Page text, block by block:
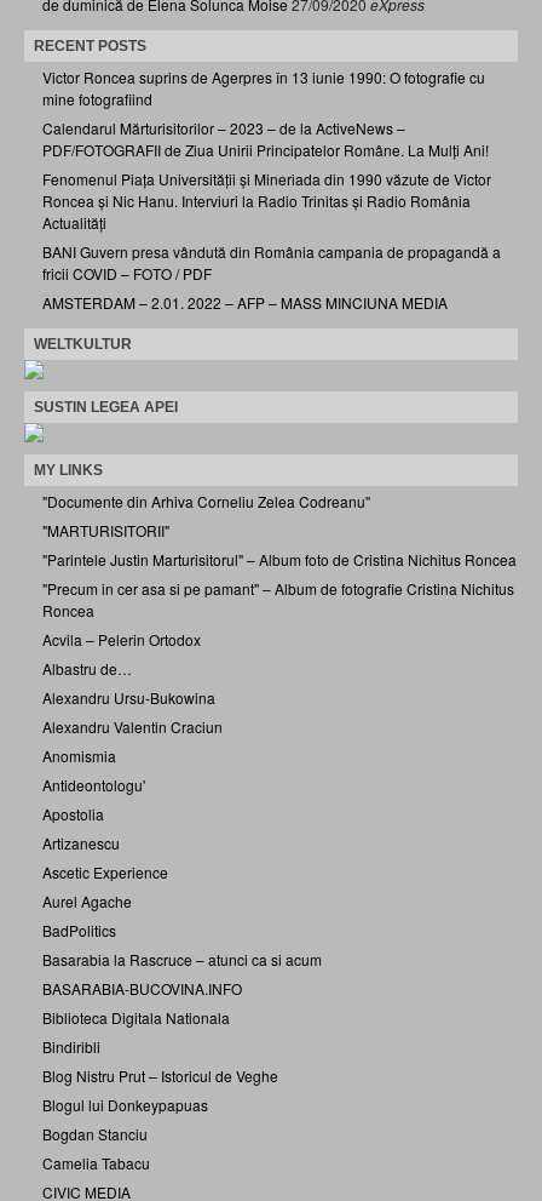
RECENT POSTS
Victor Roncea suprins de Agerpres în 13 iunie 1990: O fotografie cu
mine fotografiind
Calendarul Mărturisitorilor – 2023 – de la ActiveNews –
PDF/FOTOGRAFII de Ziua Unirii Principatelor Române. La Mulți Ani!
Fenomenul Piața Universității și Mineriada din 1990 văzute de Victor
Roncea și Nic Hanu. Interviuri la Radio Trinitas și Radio România
Actualități
BANI Guvern presa vândută din România campania de propagandă a
fricii COVID – FOTO / PDF
AMSTERDAM – 2.01. 2022 – AFP – MASS MINCIUNA MEDIA
WELTKULTUR
SUSTIN LEGEA APEI
MY LINKS
"Documente din Arhiva Corneliu Zelea Codreanu"
"MARTURISITORII"
"Parintele Justin Marturisitorul" – Album foto de Cristina Nichitus Roncea
"Precum in cer asa si pe pamant" – Album de fotografie Cristina Nichitus
Roncea
Acvila – Pelerin Ortodox
Albastru de…
Alexandru Ursu-Bukowina
Alexandru Valentin Craciun
Anomismia
Antideontologu'
Apostolia
Artizanescu
Ascetic Experience
Aurel Agache
BadPolitics
Basarabia la Rascruce – atunci ca si acum
BASARABIA-BUCOVINA.INFO
Biblioteca Digitala Nationala
Bindiribli
Blog Nistru Prut – Istoricul de Veghe
Blogul lui Donkeypapuas
Bogdan Stanciu
Camelia Tabacu
CIVIC MEDIA